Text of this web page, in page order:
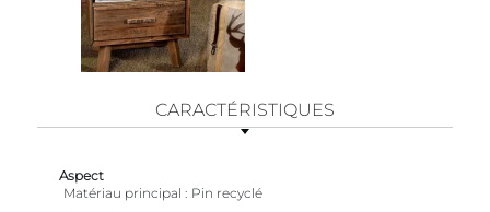
CARACTÉRISTIQUES
Aspect
Matériau principal
Pin recyclé